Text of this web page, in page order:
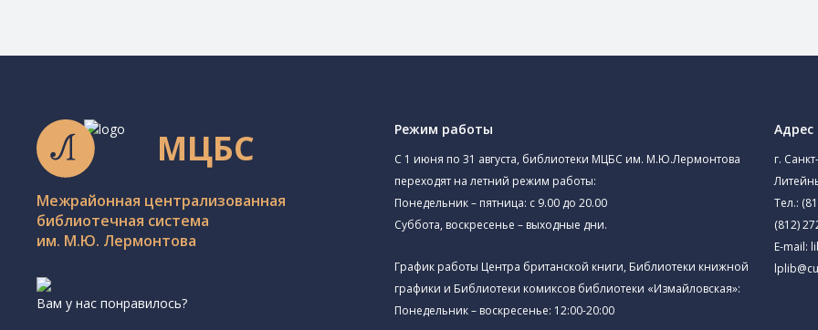
МЦБС
Межрайонная централизованная
библиотечная система
им. М.Ю. Лермонтова
Вам у нас понравилось?
Режим работы
C 1 июня по 31 августа, библиотеки МЦБС им. М.Ю.Лермонтова
переходят на летний режим работы:
Понедельник – пятница: с 9.00 до 20.00
Суббота, воскресенье – выходные дни.
График работы Центра британской книги, Библиотеки книжной
графики и Библиотеки комиксов библиотеки «Измайловская»:
Понедельник – воскресенье: 12:00-20:00
Адрес
г.
Тел.:
(812)
E-mail: